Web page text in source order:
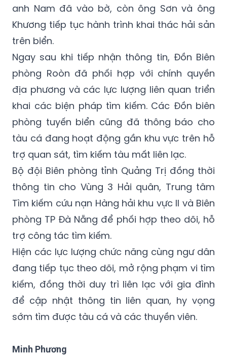
anh Nam đã vào bờ, còn ông Sơn và ông
Khương tiếp tục hành trình khai thác hải sản
trên biển.
Ngay sau khi tiếp nhận thông tin, Đồn Biên
phòng Roòn đã phối hợp với chính quyền
địa phương và các lực lượng liên quan triển
khai các biện pháp tìm kiếm. Các Đồn biên
phòng tuyến biển cũng đã thông báo cho
tàu cá đang hoạt động gần khu vực trên hỗ
trợ quan sát, tìm kiếm tàu mất liên lạc.
Bộ đội Biên phòng tỉnh Quảng Trị đồng thời
thông tin cho Vùng 3 Hải quân, Trung tâm
Tìm kiếm cứu nạn Hàng hải khu vực II và Biên
phòng TP Đà Nẵng để phối hợp theo dõi, hỗ
trợ công tác tìm kiếm.
Hiện các lực lượng chức năng cùng ngư dân
đang tiếp tục theo dõi, mở rộng phạm vi tìm
kiếm, đồng thời duy trì liên lạc với gia đình
để cập nhật thông tin liên quan, hy vọng
sớm tìm được tàu cá và các thuyền viên.
Minh Phương